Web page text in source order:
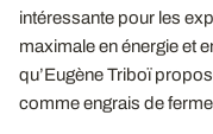
intéressante pour les
maximale en énergie et
qu’Eugène Triboï
comme engrais de